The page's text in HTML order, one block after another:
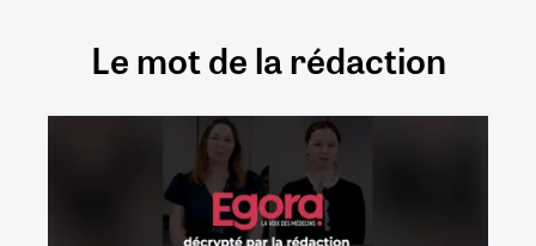
Le mot de la rédaction